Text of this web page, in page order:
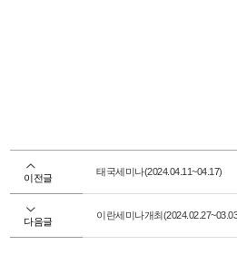
이전글
태국세미나(2024.04.11~04.17)
다음글
이란세미나개최